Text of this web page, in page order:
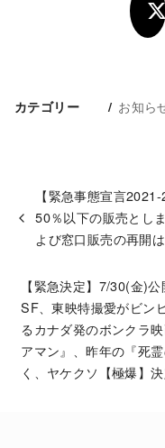
カテゴリー お知ら
【緊急事態宣言
50％以下の販売とし
よび窓口販売の再開
【緊急決定】7/30(金)
SF、東映特撮愛がビン
るカナダ発のボンクラ
アマン』、昨年の『死
く、ヤケクソ【極爆】決